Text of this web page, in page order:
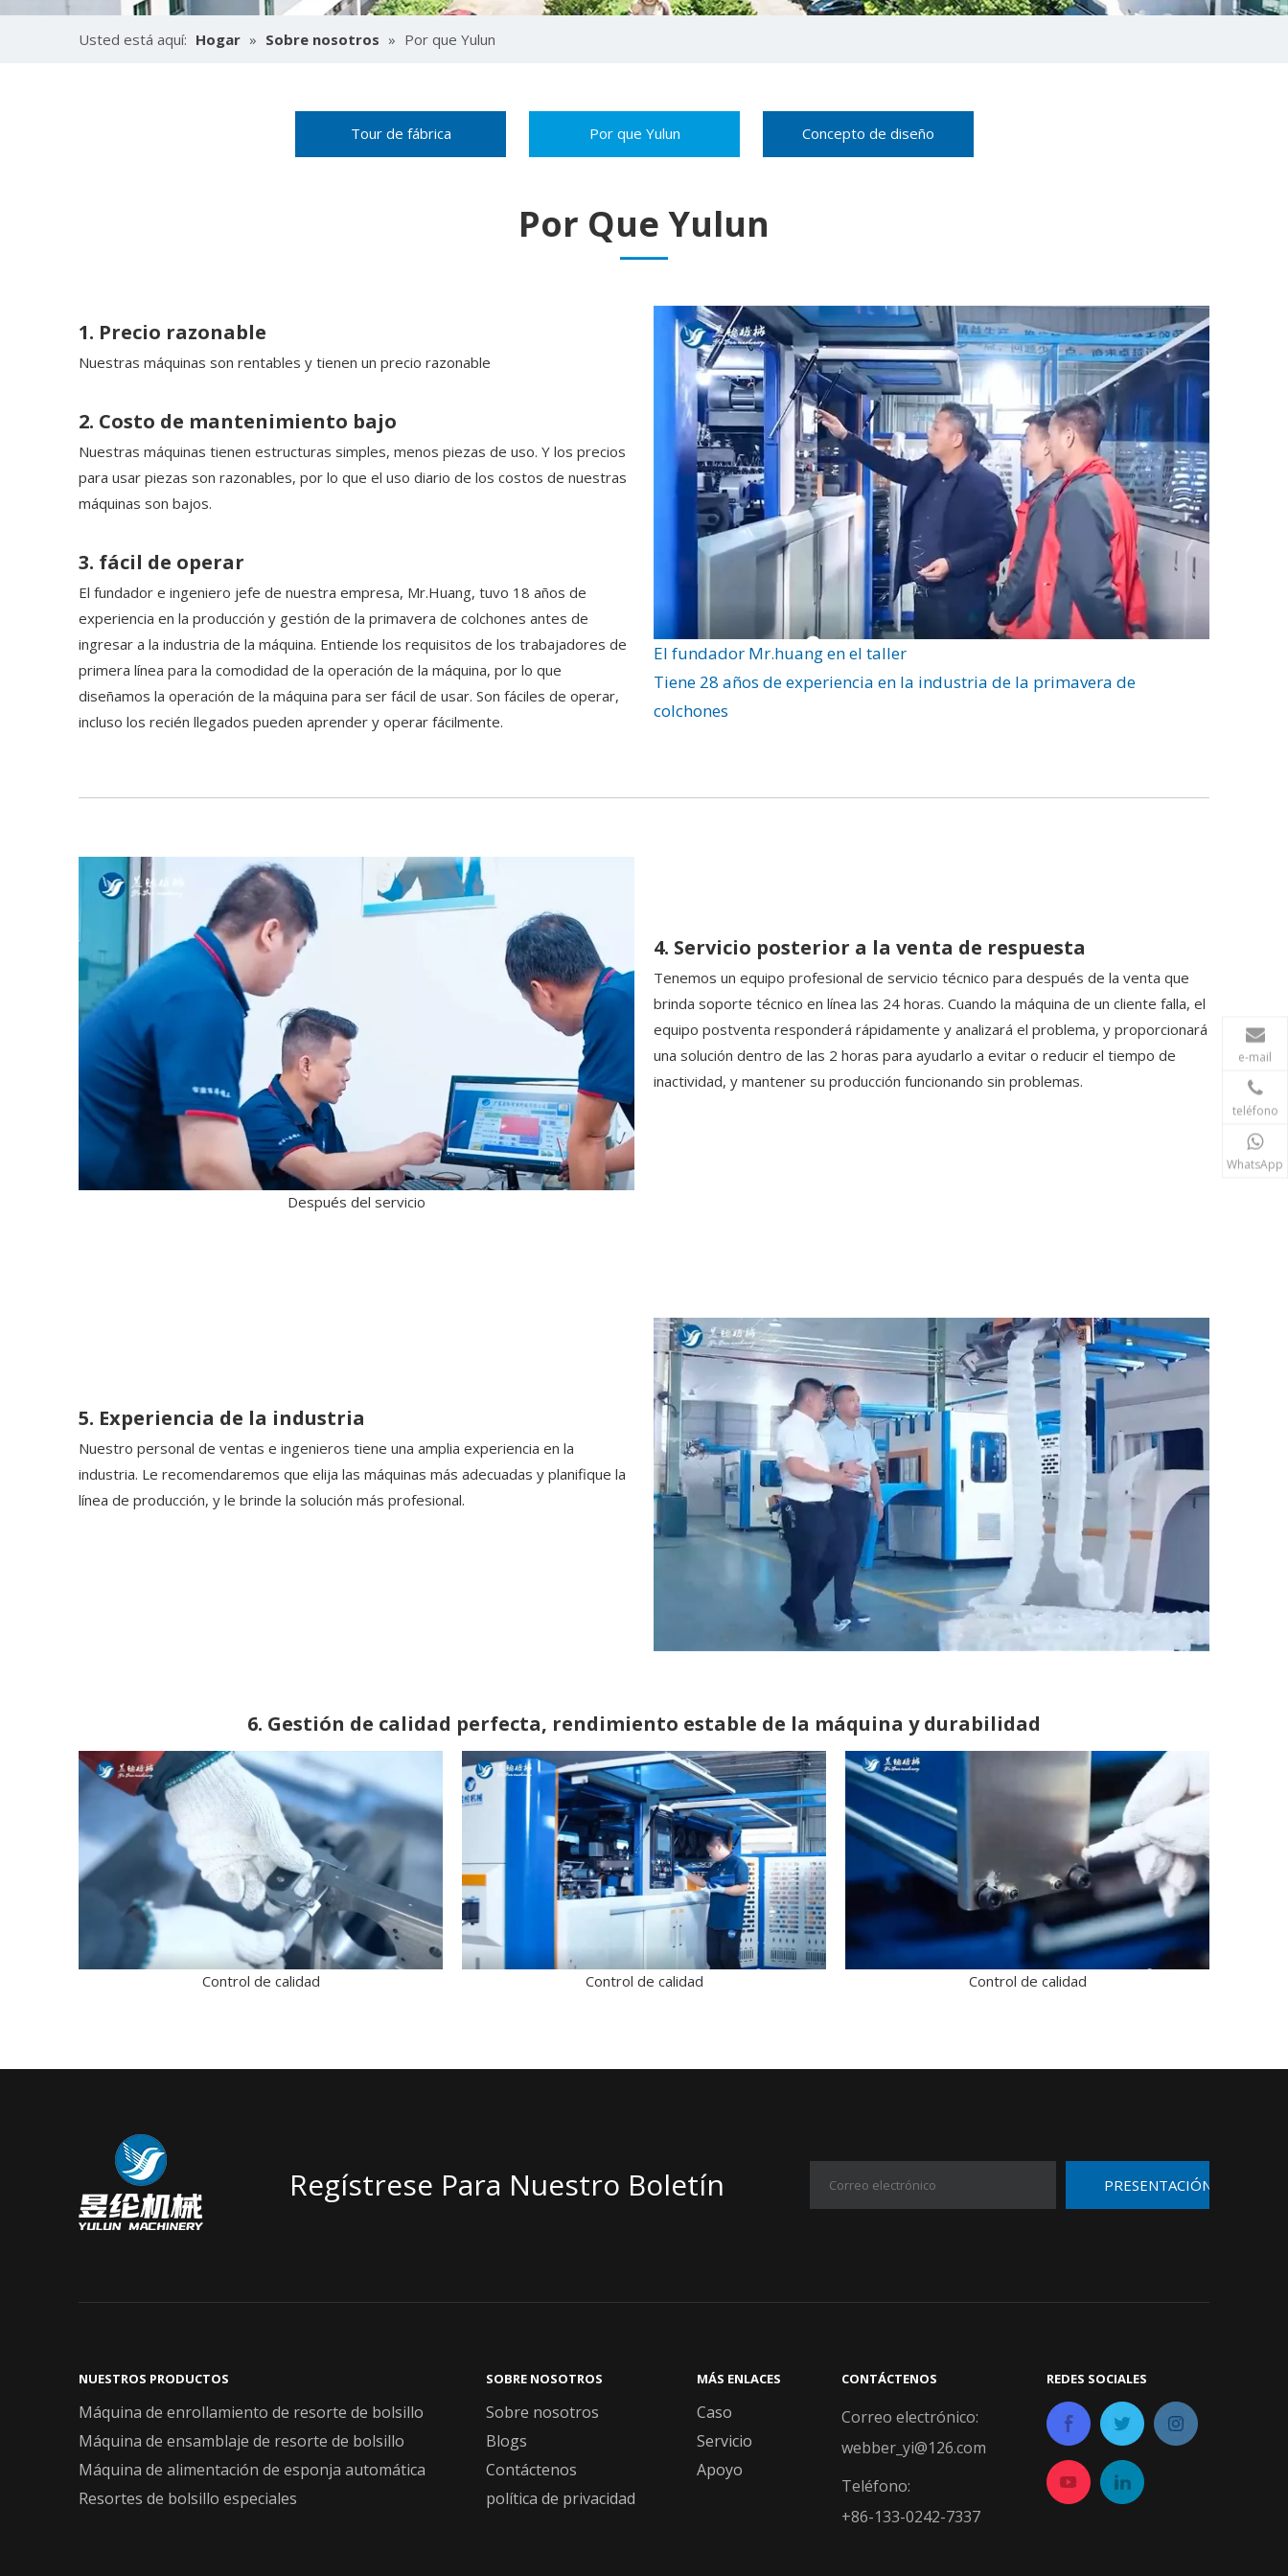
Usted está aquí: Hogar » Sobre nosotros » Por que Yulun
Tour de fábrica Por que Yulun Concepto de diseño
Por Que Yulun
1. Precio razonable
Nuestras máquinas son rentables y tienen un precio razonable
2. Costo de mantenimiento bajo
Nuestras máquinas tienen estructuras simples, menos piezas de uso. Y los precios
para usar piezas son razonables, por lo que el uso diario de los costos de nuestras
máquinas son bajos.
3. fácil de operar
El fundador e ingeniero jefe de nuestra empresa, Mr.Huang, tuvo 18 años de
experiencia en la producción y gestión de la primavera de colchones antes de
ingresar a la industria de la máquina. Entiende los requisitos de los trabajadores de
primera línea para la comodidad de la operación de la máquina, por lo que
diseñamos la operación de la máquina para ser fácil de usar. Son fáciles de operar,
incluso los recién llegados pueden aprender y operar fácilmente.
El fundador Mr.huang en el taller
Tiene 28 años de experiencia en la industria de la primavera de
colchones
Después del servicio
4. Servicio posterior a la venta de respuesta
Tenemos un equipo profesional de servicio técnico para después de la venta que
brinda soporte técnico en línea las 24 horas. Cuando la máquina de un cliente falla, el
equipo postventa responderá rápidamente y analizará el problema, y ​​proporcionará
una solución dentro de las 2 horas para ayudarlo a evitar o reducir el tiempo de
inactividad, y mantener su producción funcionando sin problemas.
5. Experiencia de la industria
Nuestro personal de ventas e ingenieros tiene una amplia experiencia en la
industria. Le recomendaremos que elija las máquinas más adecuadas y planifique la
línea de producción, y le brinde la solución más profesional.
6. Gestión de calidad perfecta, rendimiento estable de la máquina y durabilidad
Control de calidad Control de calidad Control de calidad
Regístrese Para Nuestro Boletín PRESENTACIÓN
NUESTROS PRODUCTOS​​​​​​​
Máquina de enrollamiento de resorte de bolsillo
Máquina de ensamblaje de resorte de bolsillo
Máquina de alimentación de esponja automática
Resortes de bolsillo especiales
SOBRE NOSOTROS
Sobre nosotros
Blogs
Contáctenos
política de privacidad
MÁS ENLACES​​​​​​​
Caso
Servicio
Apoyo
CONTÁCTENOS​​​​​​​
Correo electrónico:
webber_yi@126.com
Teléfono:
+86-133-0242-7337
REDES SOCIALES​​​​​​​
e-mail
teléfono
WhatsApp